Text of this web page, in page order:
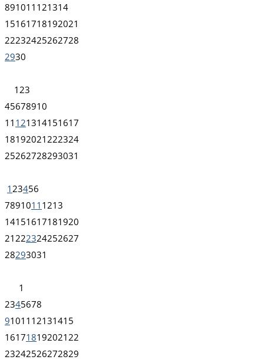
891011 121314
15161718192021
22232425262728
2930
1 23
45678910
11 121314151617
18192021 222324
25262728293031
1 23456
7891011 1213
14151617181920
21 222324252627
28293031
1
2345678
91011 12131415
161718192021 22
23242526272829